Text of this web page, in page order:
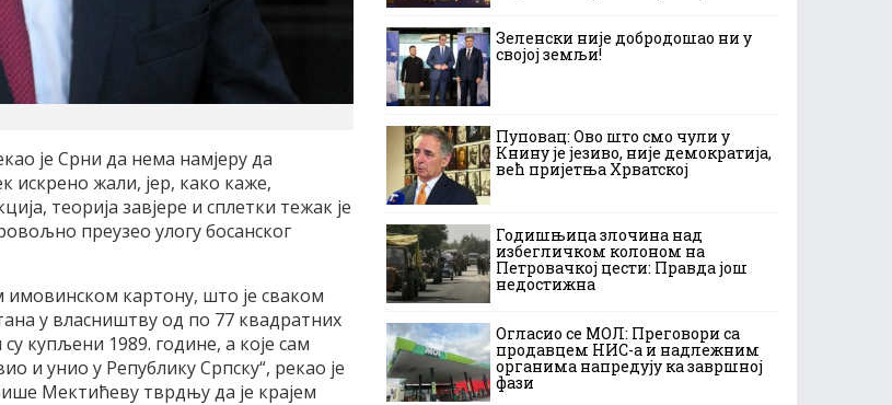
је Срни да нема намјеру да
искрено жали, јер, како каже,
теорија завјере и сплетки тежак је
преузео улогу босанског
имовинском картону, што је сваком
у власништву од по 77 квадратних
купљени 1989. године, а које сам
и унио у Републику Српску“, рекао је
Мектићеву тврдњу да је крајем
Зеленски није добродошао ни у
својој земљи!
Пуповац: Ово што смо чули у
Книну је језиво, није демократија,
већ пријетња Хрватској
Годишњица злочина над
избегличком колоном на
Петровачкој цести: Правда још
недостижна
Огласио се МОЛ: Преговори са
продавцем НИС-а и надлежним
органима напредују ка завршној
фази